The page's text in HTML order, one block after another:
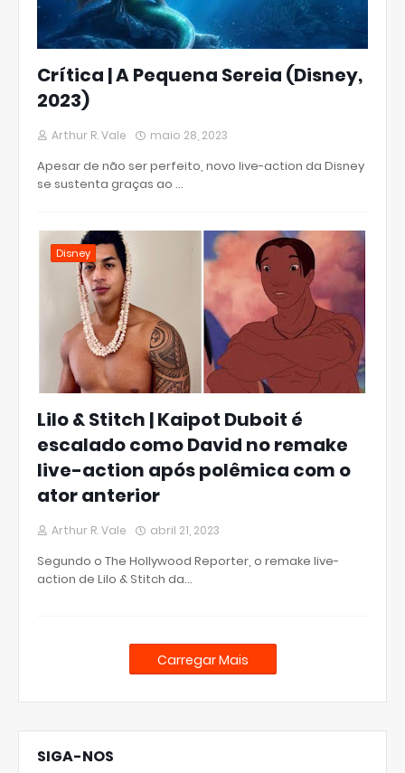
Crítica | A Pequena Sereia (Disney,
2023)
Arthur R. Vale maio 28, 2023
Apesar de não ser perfeito, novo live-action da Disney
se sustenta graças ao …
Disney
Lilo & Stitch | Kaipot Duboit é
escalado como David no remake
live-action após polêmica com o
ator anterior
Arthur R. Vale abril 21, 2023
Segundo o The Hollywood Reporter, o remake live-
action de Lilo & Stitch da…
Carregar Mais
SIGA-NOS